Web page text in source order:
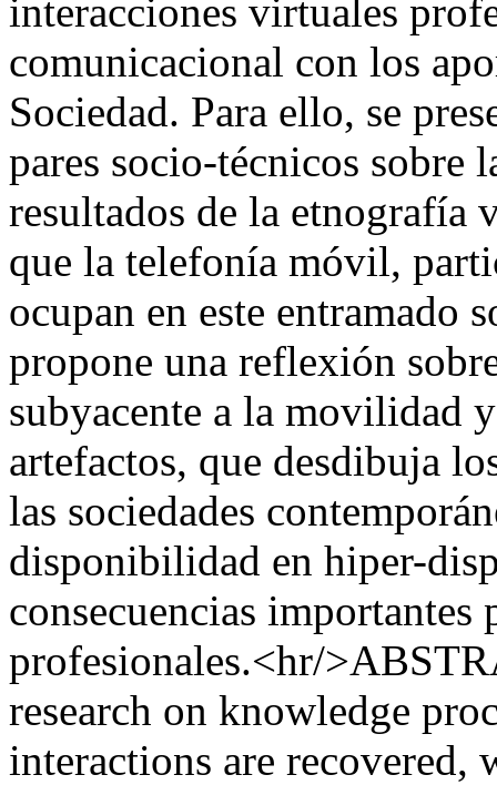
interacciones virtuales
comunicacional con los
Sociedad. Para ello, se
pares socio-técnicos sobre
resultados de la etnografía
que la telefonía móvil,
ocupan en este entramado
propone una reflexión
subyacente a la movilidad
artefactos, que desdibuja
las sociedades
disponibilidad en hiper-
consecuencias
profesionales.<hr/
research on knowledge
interactions are recovered,